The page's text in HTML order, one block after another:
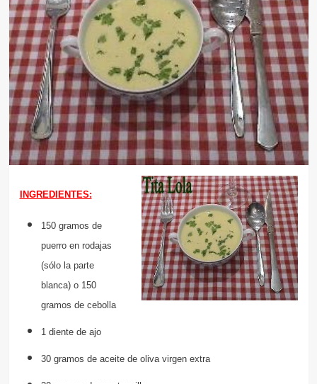
INGREDIENTES:
150 gramos de
puerro en rodajas
(sólo la parte
blanca) o 150
gramos de cebolla
1 diente de ajo
30 gramos de aceite de oliva virgen extra